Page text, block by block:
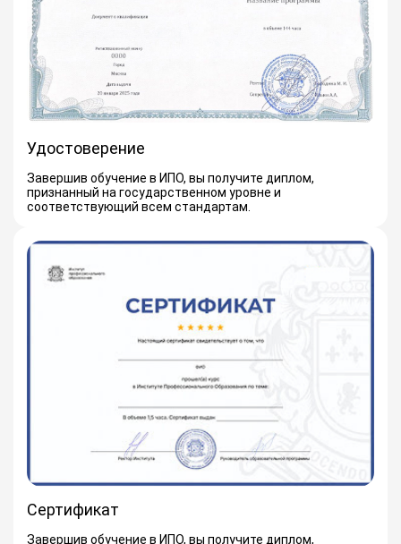
Удостоверение
Завершив обучение в ИПО, вы получите диплом,
признанный на государственном уровне и
соответствующий всем стандартам.
Сертификат
Завершив обучение в ИПО, вы получите диплом,